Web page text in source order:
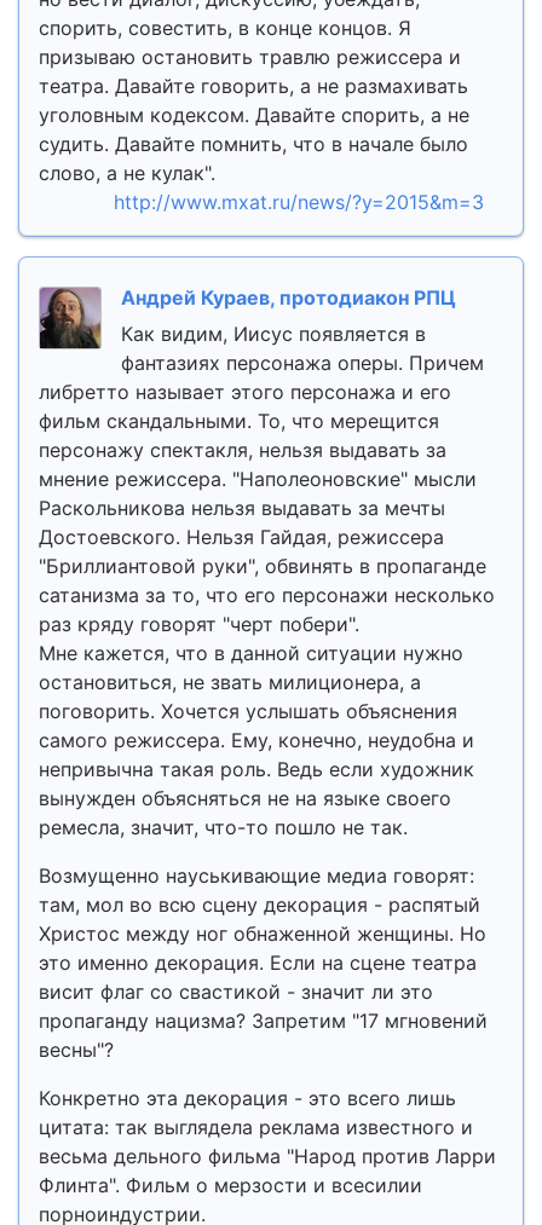
спорить, совестить, в конце концов. Я
призываю остановить травлю режиссера и
театра. Давайте говорить, а не размахивать
уголовным кодексом. Давайте спорить, а не
судить. Давайте помнить, что в начале было
слово, а не кулак".
http://www.mxat.ru/news/?y=2015&m=3
Андрей Кураев, протодиакон РПЦ
Как видим, Иисус появляется в
фантазиях персонажа оперы. Причем
либретто называет этого персонажа и его
фильм скандальными. То, что мерещится
персонажу спектакля, нельзя выдавать за
мнение режиссера. "Наполеоновские" мысли
Раскольникова нельзя выдавать за мечты
Достоевского. Нельзя Гайдая, режиссера
"Бриллиантовой руки", обвинять в пропаганде
сатанизма за то, что его персонажи несколько
раз кряду говорят "черт побери".
Мне кажется, что в данной ситуации нужно
остановиться, не звать милиционера, а
поговорить. Хочется услышать объяснения
самого режиссера. Ему, конечно, неудобна и
непривычна такая роль. Ведь если художник
вынужден объясняться не на языке своего
ремесла, значит, что-то пошло не так.
Возмущенно науськивающие медиа говорят:
там, мол во всю сцену декорация - распятый
Христос между ног обнаженной женщины. Но
это именно декорация. Если на сцене театра
висит флаг со свастикой - значит ли это
пропаганду нацизма? Запретим "17 мгновений
весны"?
Конкретно эта декорация - это всего лишь
цитата: так выглядела реклама известного и
весьма дельного фильма "Народ против Ларри
Флинта". Фильм о мерзости и всесилии
порноиндустрии.